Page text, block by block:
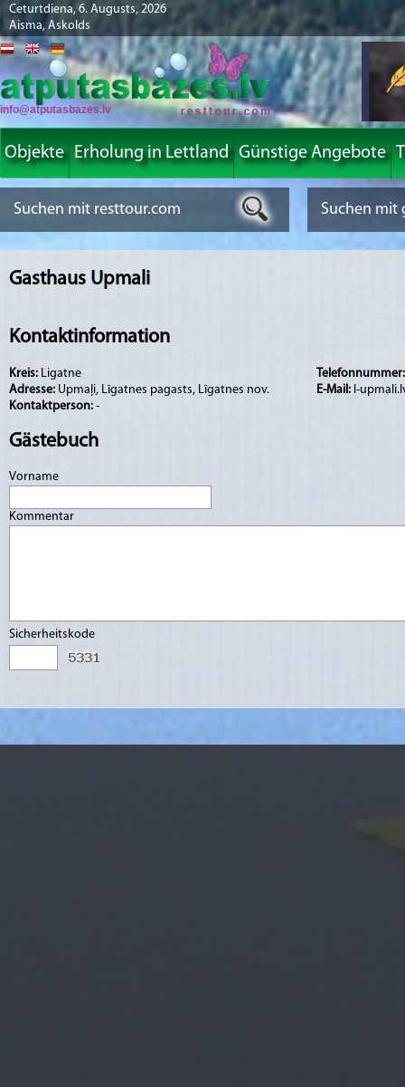
Ceturtdiena, 6. Augusts, 2026
Aisma, Askolds
info@atputasbazes.lv
Objekte Erholung in Lettland Günstige Angebote
Gasthaus Upmali
Kontaktinformation
Kreis: Ligatne
Adresse: Upmaļi, Līgatnes pagasts, Līgatnes nov.
Kontaktperson: -
E-Mail: l-
Gästebuch
Vorname
Kommentar
Sicherheitskode